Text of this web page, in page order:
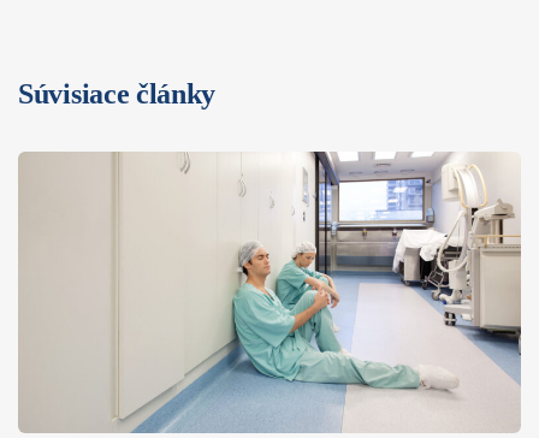
Súvisiace články